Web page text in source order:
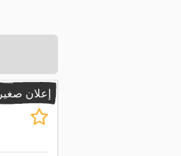
إعلان صغير